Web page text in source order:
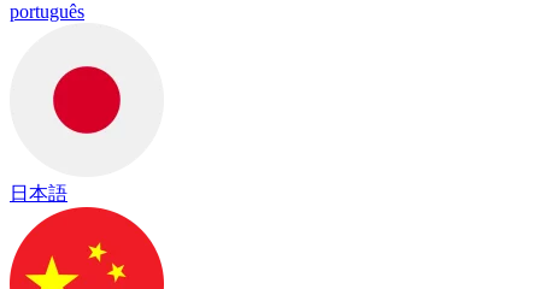
português
日本語